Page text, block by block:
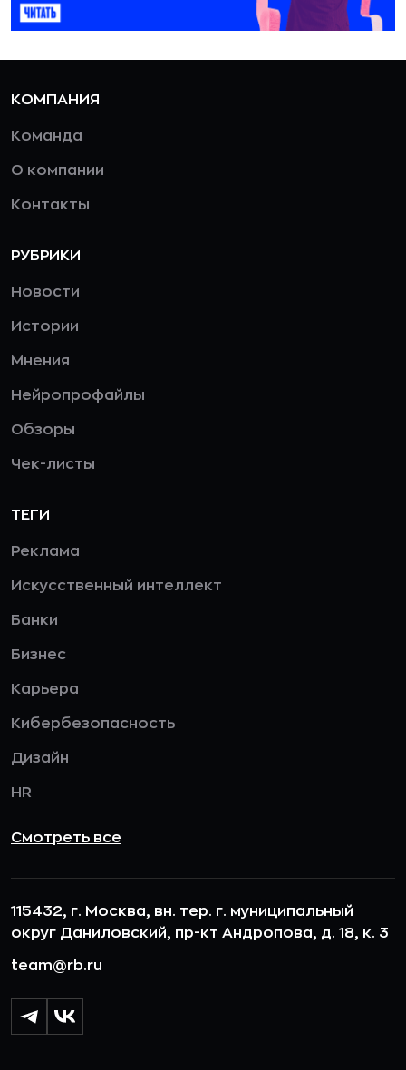
КОМПАНИЯ
Команда
О компании
Контакты
РУБРИКИ
Новости
Истории
Мнения
Нейропрофайлы
Обзоры
Чек-листы
ТЕГИ
Реклама
Искусственный интеллект
Банки
Бизнес
Карьера
Кибербезопасность
Дизайн
HR
Смотреть все
115432, г. Москва, вн. тер. г. муниципальный
округ Даниловский, пр-кт Андропова, д. 18, к. 3
team@rb.ru